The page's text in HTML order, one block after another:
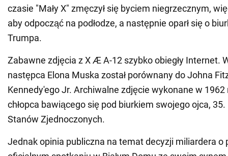
czasie "Mały X" zmęczył się byciem niegrzecznym,
aby odpocząć na podłodze, a następnie oparł się o
Trumpa.
Zabawne zdjęcia z X Æ A-12 szybko obiegły Internet.
następca Elona Muska został porównany do Johna
Kennedy'ego Jr. Archiwalne zdjęcie wykonane w
chłopca bawiącego się pod biurkiem swojego ojca,
Stanów Zjednoczonych.
Jednak opinia publiczna na temat decyzji miliardera o